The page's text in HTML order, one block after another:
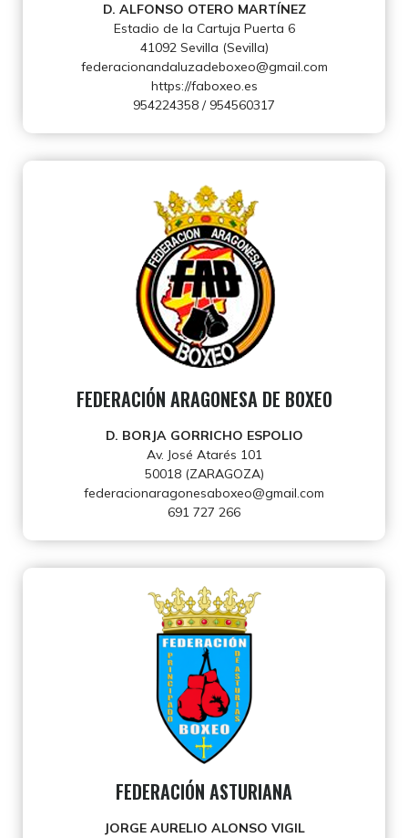
D. ALFONSO OTERO MARTÍNEZ
Estadio de la Cartuja Puerta 6
41092 Sevilla (Sevilla)
federacionandaluzadeboxeo@gmail.com
https://faboxeo.es
954224358 / 954560317
FEDERACIÓN ARAGONESA DE BOXEO
D. BORJA GORRICHO ESPOLIO
Av. José Atarés 101
50018 (ZARAGOZA)
federacionaragonesaboxeo@gmail.com
691 727 266
FEDERACIÓN ASTURIANA
JORGE AURELIO ALONSO VIGIL